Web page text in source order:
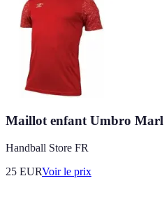
Maillot enfant Umbro Marl
Handball Store FR
25 EURVoir le prix